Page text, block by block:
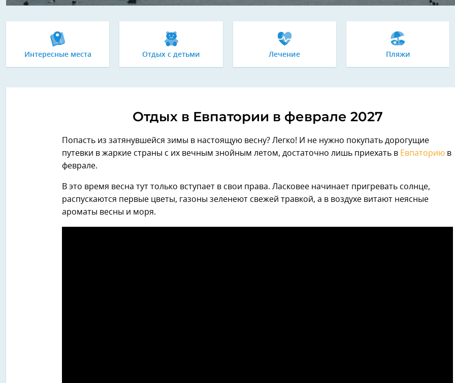
Интересные места Отдых с детьми Лечение Пляжи
Отдых в Евпатории в феврале 2027
Попасть из затянувшейся зимы в настоящую весну? Легко! И не нужно покупать дорогущие
путевки в жаркие страны с их вечным знойным летом, достаточно лишь приехать в Евпаторию в
феврале.
В это время весна тут только вступает в свои права. Ласковее начинает пригревать солнце,
распускаются первые цветы, газоны зеленеют свежей травкой, а в воздухе витают неясные
ароматы весны и моря.